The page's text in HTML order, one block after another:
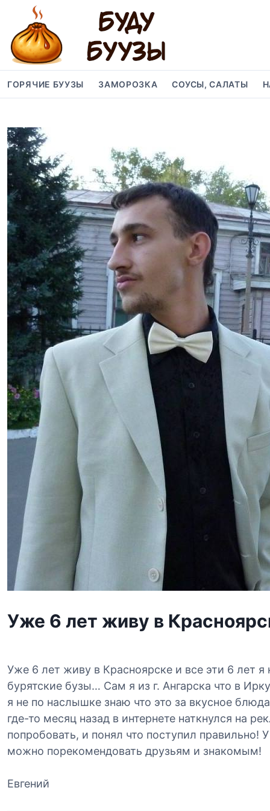
ГОРЯЧИЕ БУУЗЫ ЗАМОРОЗКА СОУСЫ, САЛАТЫ
Уже 6 лет живу в
Уже 6 лет живу в Красноярске и все эти 6 лет
бурятские бузы… Сам я из г. Ангарска что в
я не по наслышке знаю что это за вкусное
где-то месяц назад в интернете наткнулся на
попробовать, и понял что поступил правильно!
можно порекомендовать друзьям и знакомым!
Евгений